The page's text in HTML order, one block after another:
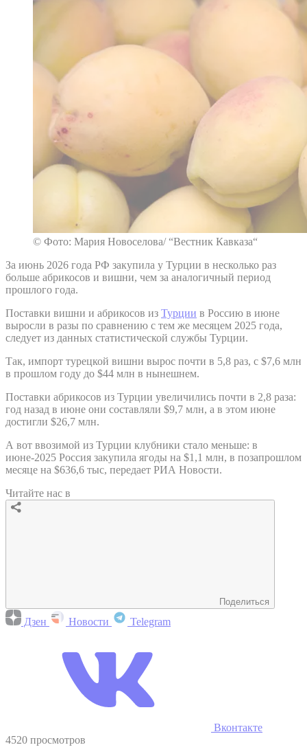
© Фото: Мария Новоселова/ “Вестник Кавказа“
За июнь 2026 года РФ закупила у Турции в несколько раз
больше абрикосов и вишни, чем за аналогичный период
прошлого года.
Поставки вишни и абрикосов из Турции в Россию в июне
выросли в разы по сравнению с тем же месяцем 2025 года,
следует из данных статистической службы Турции.
Так, импорт турецкой вишни вырос почти в 5,8 раз, с $7,6 млн
в прошлом году до $44 млн в нынешнем.
Поставки абрикосов из Турции увеличились почти в 2,8 раза:
год назад в июне они составляли $9,7 млн, а в этом июне
достигли $26,7 млн.
А вот ввозимой из Турции клубники стало меньше: в
июне-2025 Россия закупила ягоды на $1,1 млн, в позапрошлом
месяце на $636,6 тыс, передает РИА Новости.
Читайте нас в
Поделиться
Дзен Новости Telegram
Вконтакте
4520 просмотров